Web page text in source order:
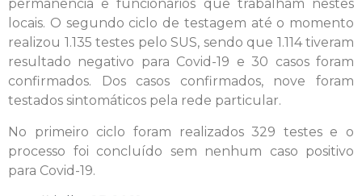
permanência e funcionários que trabalham nestes
locais. O segundo ciclo de testagem até o momento
realizou 1.135 testes pelo SUS, sendo que 1.114 tiveram
resultado negativo para Covid-19 e 30 casos foram
confirmados. Dos casos confirmados, nove foram
testados sintomáticos pela rede particular.
No primeiro ciclo foram realizados 329 testes e o
processo foi concluído sem nenhum caso positivo
para Covid-19.